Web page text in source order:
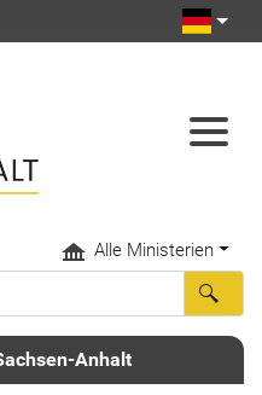
Alle Ministerien
Anhalt